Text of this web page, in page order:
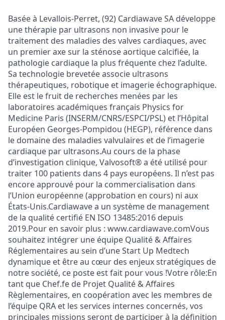
Basée à Levallois-Perret, (92) Cardiawave SA développe
une thérapie par ultrasons non invasive pour le
traitement des maladies des valves cardiaques, avec
un premier axe sur la sténose aortique calcifiée, la
pathologie cardiaque la plus fréquente chez l’adulte.
Sa technologie brevetée associe ultrasons
thérapeutiques, robotique et imagerie échographique.
Elle est le fruit de recherches menées par les
laboratoires académiques français Physics for
Medicine Paris (INSERM/CNRS/ESPCI/PSL) et l’Hôpital
Européen Georges-Pompidou (HEGP), référence dans
le domaine des maladies valvulaires et de l’imagerie
cardiaque par ultrasons.Au cours de la phase
d’investigation clinique, Valvosoft® a été utilisé pour
traiter 100 patients dans 4 pays européens. Il n’est pas
encore approuvé pour la commercialisation dans
l’Union européenne (approbation en cours) ni aux
États-Unis.Cardiawave a un système de management
de la qualité certifié EN ISO 13485:2016 depuis
2019.Pour en savoir plus : www.cardiawave.comVous
souhaitez intégrer une équipe Qualité & Affaires
Réglementaires au sein d’une Start Up Medtech
dynamique et être au cœur des enjeux stratégiques de
notre société, ce poste est fait pour vous !Votre rôle:En
tant que Chef.fe de Projet Qualité & Affaires
Règlementaires, en coopération avec les membres de
l’équipe QRA et les services internes concernés, vos
principales missions seront de participer à la définition